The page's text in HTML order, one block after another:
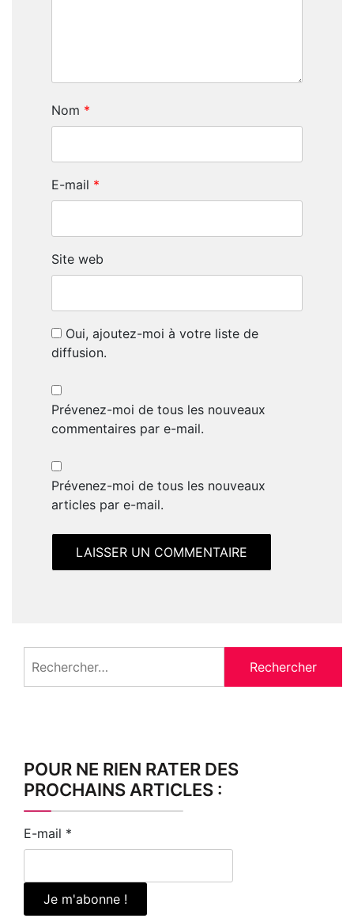
Nom *
E-mail *
Site web
Oui, ajoutez-moi à votre liste de
diffusion.
Prévenez-moi de tous les nouveaux
commentaires par e-mail.
Prévenez-moi de tous les nouveaux
articles par e-mail.
POUR NE RIEN RATER DES
PROCHAINS ARTICLES :
E-mail *